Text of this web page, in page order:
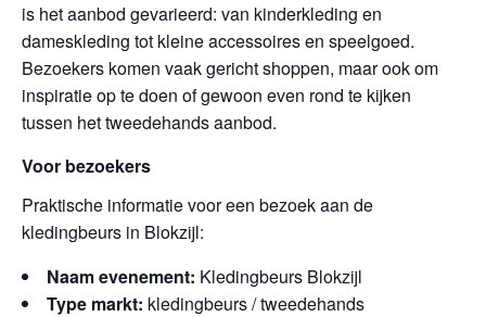
is het aanbod gevarieerd: van kinderkleding en
dameskleding tot kleine accessoires en speelgoed.
Bezoekers komen vaak gericht shoppen, maar ook om
inspiratie op te doen of gewoon even rond te kijken
tussen het tweedehands aanbod.
Voor bezoekers
Praktische informatie voor een bezoek aan de
kledingbeurs in Blokzijl:
Naam evenement: Kledingbeurs Blokzijl
Type markt: kledingbeurs / tweedehands